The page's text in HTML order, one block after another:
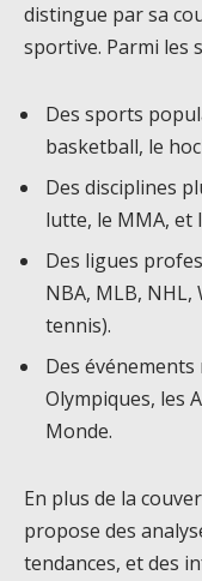
distingue par sa
sportive. Parmi les
Des sports
basketball, le
Des disciplines
lutte, le MMA, et
Des ligues
NBA, MLB,
tennis).
Des
Olympiques, les
Monde.
En plus de la
propose des
tendances, et des